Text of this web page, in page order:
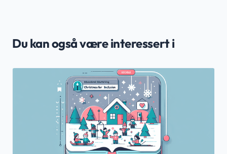
Du kan også være interessert i